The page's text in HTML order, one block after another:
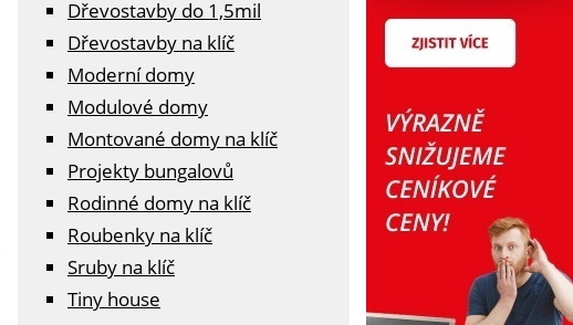
Dřevostavby do 1,5mil
Dřevostavby na klíč
Moderní domy
Modulové domy
Montované domy na klíč
Projekty bungalovů
Rodinné domy na klíč
Roubenky na klíč
Sruby na klíč
Tiny house